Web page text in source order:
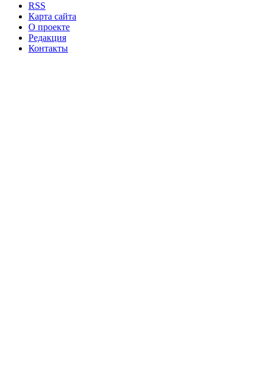
RSS
Карта сайта
О проекте
Редакция
Контакты